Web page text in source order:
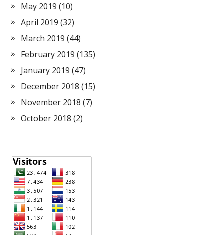
May 2019 (10)
April 2019 (32)
March 2019 (44)
February 2019 (135)
January 2019 (47)
December 2018 (15)
November 2018 (7)
October 2018 (2)